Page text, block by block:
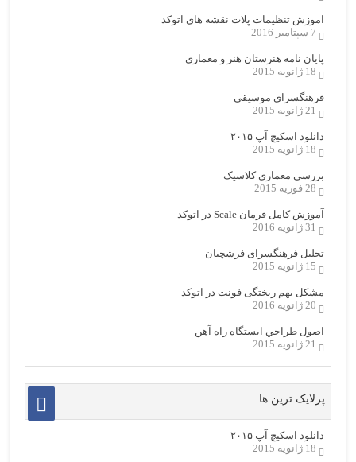
اموزش تنظیمات پلات نقشه های اتوکد
7 سپتامبر 2016
پایان نامه هنرستان هنر و معماري
18 ژانویه 2015
فرهنگسراي موسيقي
21 ژانویه 2015
دانلود اسکیچ آپ ۲۰۱۵
18 ژانویه 2015
بررسی معماری کلاسیک
28 فوریه 2015
آموزش کامل فرمان Scale در اتوکد
31 ژانویه 2016
تحلیل فرهنگسرای فرشچیان
15 ژانویه 2015
مشکل بهم ریختگی فونت در اتوکد
20 ژانویه 2016
اصول طراحي ایستگاه راه آهن
21 ژانویه 2015
پرلایک ترین ها
دانلود اسکیچ آپ ۲۰۱۵
18 ژانویه 2015